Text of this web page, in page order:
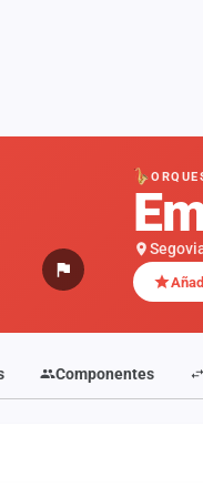
Componentes